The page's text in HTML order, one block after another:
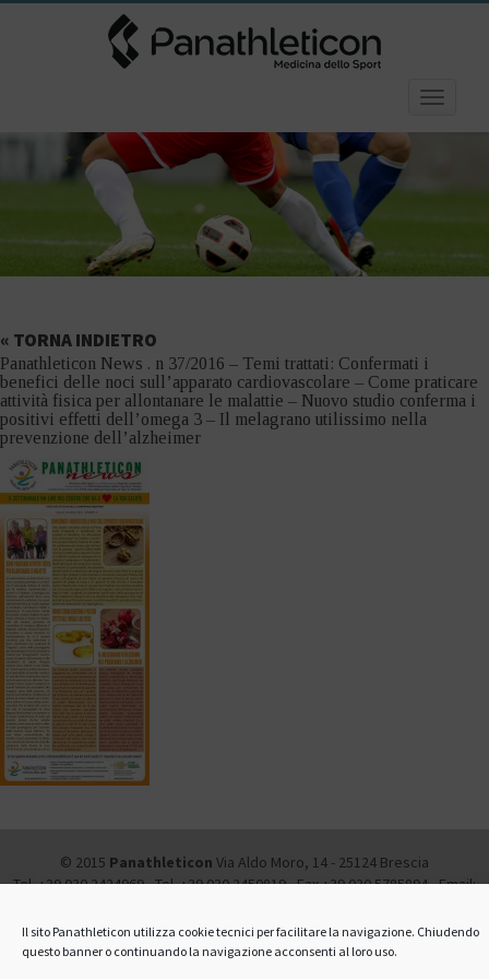
Il sito Panathleticon utilizza cookie tecnici per facilitare la navigazione. Chiudendo
questo banner o continuando la navigazione acconsenti al loro uso.
Toggle
« TORNA INDIETRO
Panathleticon News . n 37/2016 – Temi trattati: Confermati i
benefici delle noci sull’apparato cardiovascolare – Come praticare
attività fisica per allontanare le malattie – Nuovo studio conferma i
positivi effetti dell’omega 3 – Il melagrano utilissimo nella
prevenzione dell’alzheimer
© 2015 Panathleticon Via Aldo Moro, 14 - 25124 Brescia
Tel. +39 030.2424969 - Tel. +39 030.2450819 - Fax +39 030.5785894 - Email:
Policy